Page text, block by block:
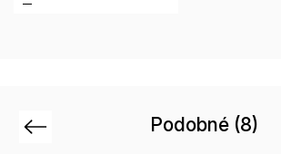
Podobné (8)
Previous